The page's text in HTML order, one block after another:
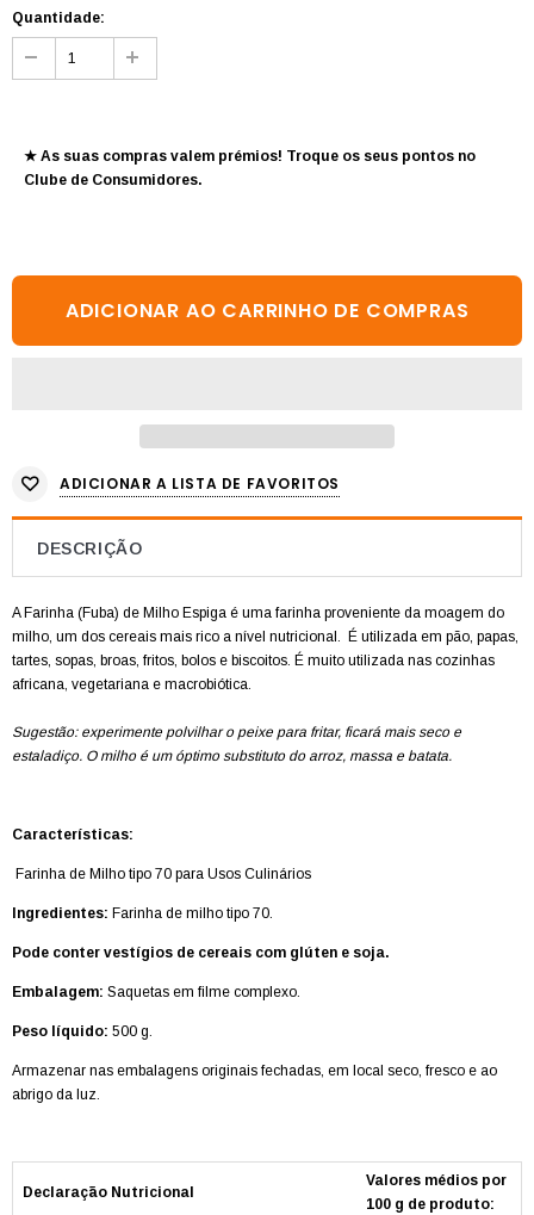
Quantidade:
★ As suas compras valem prémios! Troque os seus pontos no
Clube de Consumidores.
ADICIONAR A LISTA DE FAVORITOS
DESCRIÇÃO
A Farinha (Fuba) de Milho Espiga é uma farinha proveniente da moagem do
milho, um dos cereais mais rico a nível nutricional. É utilizada em pão, papas,
tartes, sopas, broas, fritos, bolos e biscoitos. É muito utilizada nas cozinhas
africana, vegetariana e macrobiótica.
Sugestão: experimente polvilhar o peixe para fritar, ficará mais seco e
estaladiço. O milho é um óptimo substituto do arroz, massa e batata.
Características:
Farinha de Milho tipo 70 para Usos Culinários
Ingredientes: Farinha de milho tipo 70.
Pode conter vestígios de cereais com glúten e soja.
Embalagem: Saquetas em filme complexo.
Peso líquido: 500 g.
Armazenar nas embalagens originais fechadas, em local seco, fresco e ao
abrigo da luz.
Declaração Nutricional
Valores médios por
100 g de produto: